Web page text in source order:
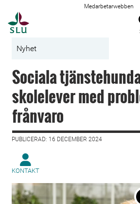
Medarbetarwebben
Nyhet
Sociala
skolelever med
frånvaro
PUBLICERAD: 16 DECEMBER 2024
KONTAKT